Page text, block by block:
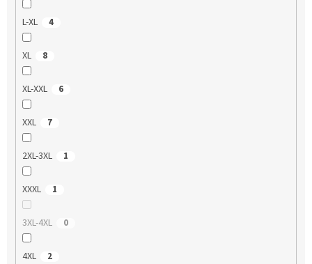
L-XL 4
XL 8
XL-XXL 6
XXL 7
2XL-3XL 1
XXXL 1
3XL-4XL 0
4XL 2